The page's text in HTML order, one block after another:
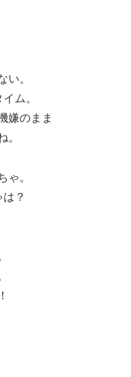
い。
ム。
嫌のまま
。
ゃ。
？